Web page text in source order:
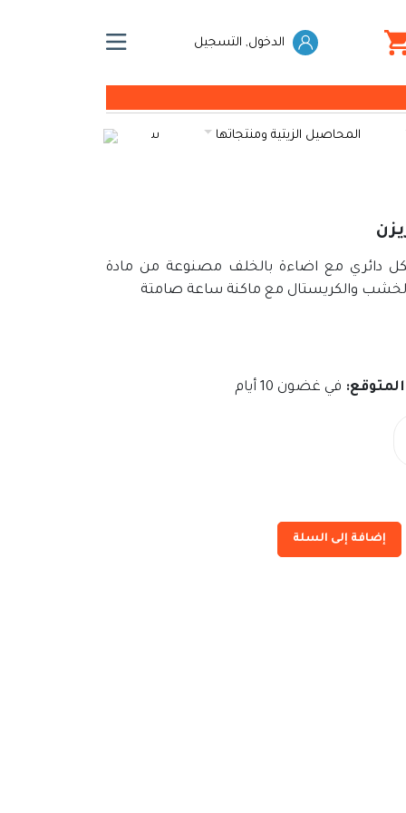
الدخول, التسجيل
المحاصيل الزيتية ومنتجاتها سكريات
دائري مع اضاءة بالخلف مصنوعة من مادة
والكريستال مع ماكنة ساعة صامتة
في غضون 10 أيام
إضافة إلى السلة